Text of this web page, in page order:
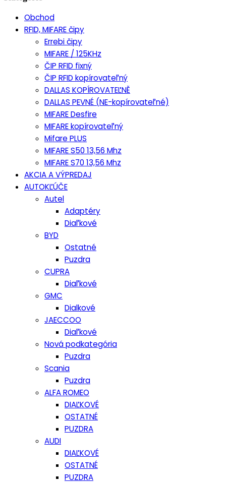
Obchod
RFID, MIFARE čipy
Errebi čipy
MIFARE / 125KHz
ČIP RFID fixný
ČIP RFID kopírovateľný
DALLAS KOPÍROVATEĽNĚ
DALLAS PEVNÉ (NE-kopírovateľné)
MIFARE Desfire
MIFARE kopírovateľný
Mifare PLUS
MIFARE S50 13,56 Mhz
MIFARE S70 13,56 Mhz
AKCIA A VÝPREDAJ
AUTOKĽÚČE
Autel
Adaptéry
Diaľkové
BYD
Ostatné
Puzdra
CUPRA
Diaľkové
GMC
Dialkové
JAECCOO
Diaľkové
Nová podkategória
Puzdra
Scania
Puzdra
ALFA ROMEO
DIAĽKOVÉ
OSTATNÉ
PUZDRA
AUDI
DIAĽKOVÉ
OSTATNÉ
PUZDRA